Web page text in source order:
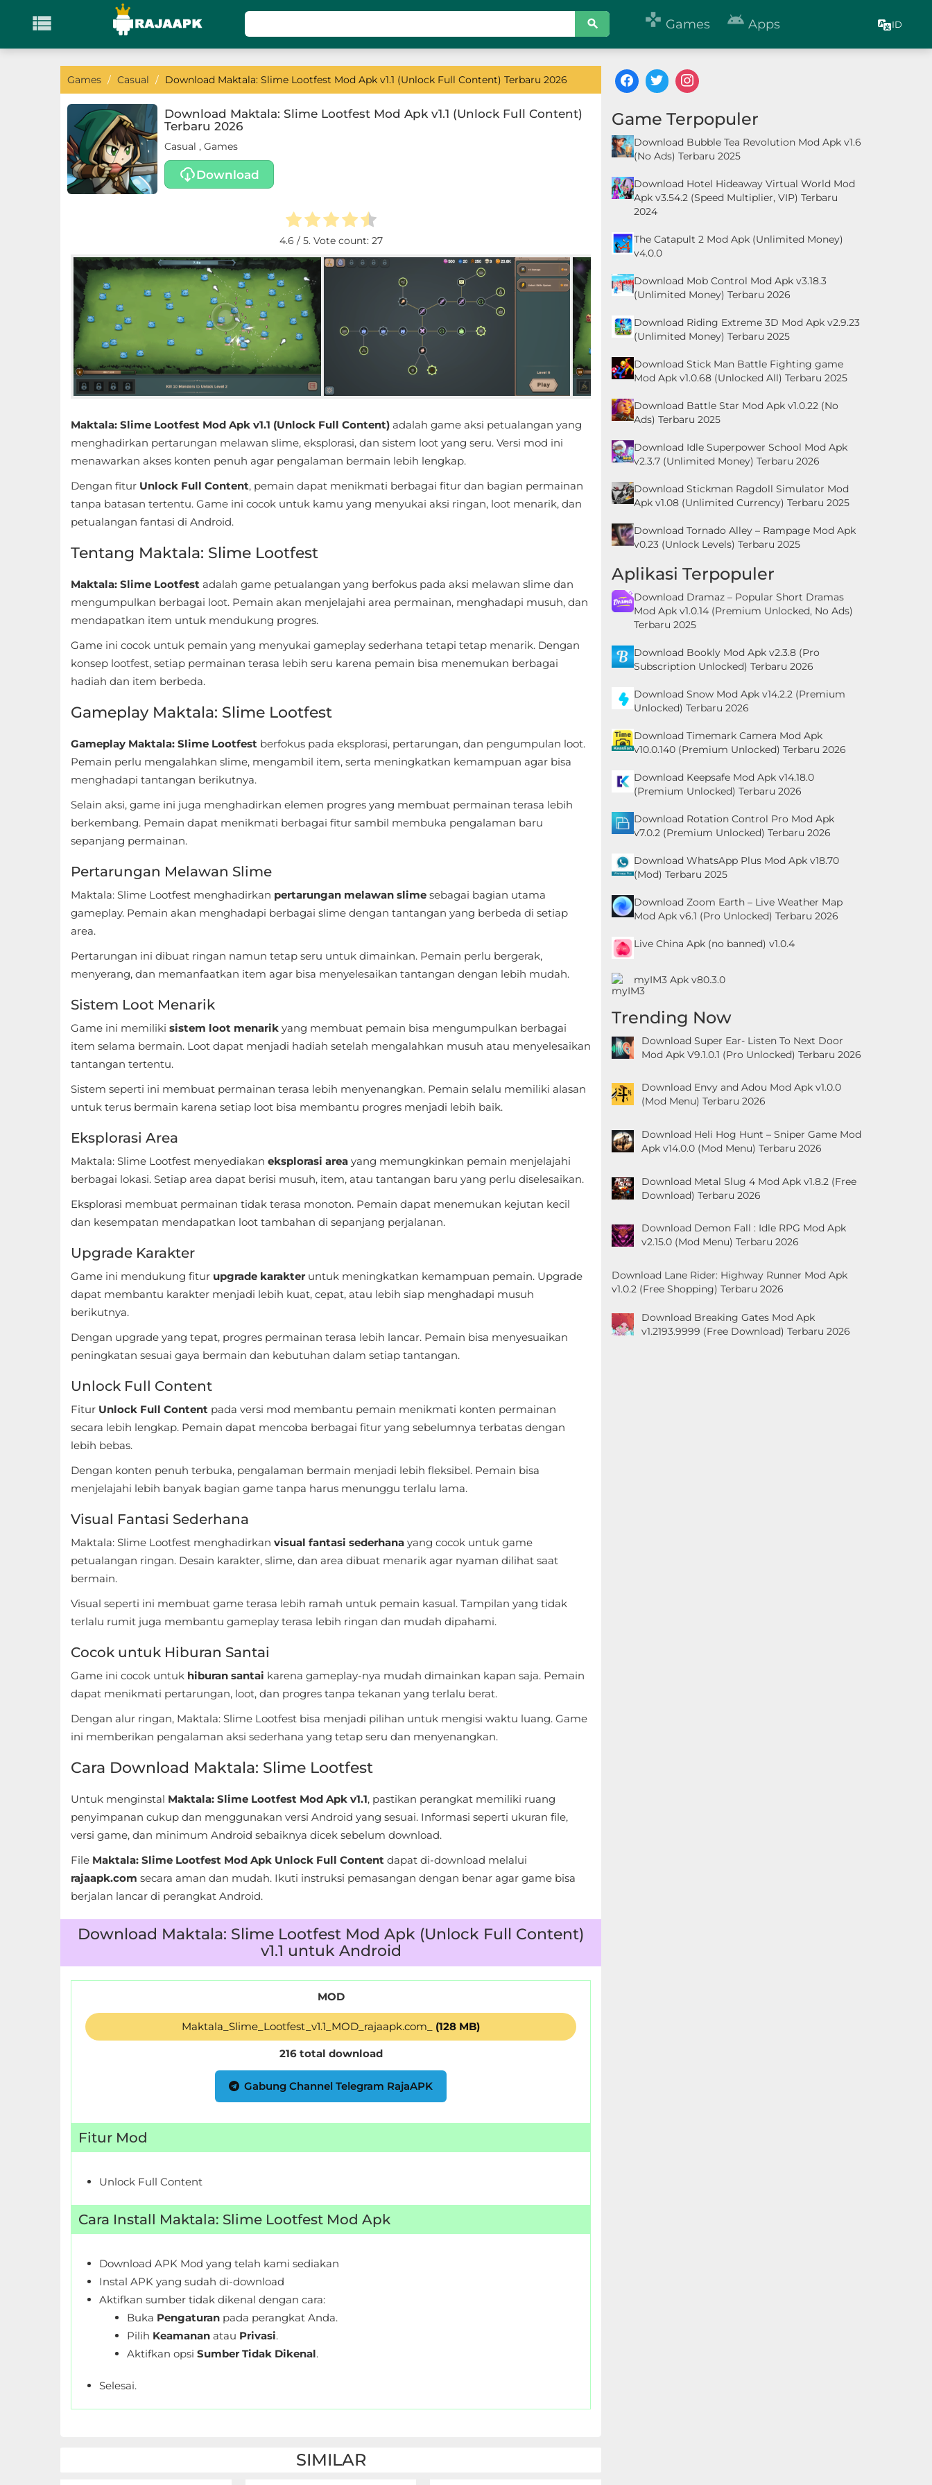
  Games  Apps ID
KATEGORI
Games
Adventure
Educational
Hypercasual
Standalone
Reference
Communication
Entertainment
Magazines
Personalization
Games / Casual / Download Maktala: Slime Lootfest Mod Apk v1.1 (Unlock Full Content) Terbaru 2026
Download Maktala: Slime Lootfest Mod Apk v1.1 (Unlock Full Content)
Terbaru 2026
Casual , Games
Download
4.6 / 5. Vote count: 27
Maktala: Slime Lootfest Mod Apk v1.1 (Unlock Full Content) adalah game aksi petualangan yang
menghadirkan pertarungan melawan slime, eksplorasi, dan sistem loot yang seru. Versi mod ini
menawarkan akses konten penuh agar pengalaman bermain lebih lengkap.
Dengan fitur Unlock Full Content, pemain dapat menikmati berbagai fitur dan bagian permainan
tanpa batasan tertentu. Game ini cocok untuk kamu yang menyukai aksi ringan, loot menarik, dan
petualangan fantasi di Android.
Tentang Maktala: Slime Lootfest
Maktala: Slime Lootfest adalah game petualangan yang berfokus pada aksi melawan slime dan
mengumpulkan berbagai loot. Pemain akan menjelajahi area permainan, menghadapi musuh, dan
mendapatkan item untuk mendukung progres.
Game ini cocok untuk pemain yang menyukai gameplay sederhana tetapi tetap menarik. Dengan
konsep lootfest, setiap permainan terasa lebih seru karena pemain bisa menemukan berbagai
hadiah dan item berbeda.
Gameplay Maktala: Slime Lootfest
Gameplay Maktala: Slime Lootfest berfokus pada eksplorasi, pertarungan, dan pengumpulan loot.
Pemain perlu mengalahkan slime, mengambil item, serta meningkatkan kemampuan agar bisa
menghadapi tantangan berikutnya.
Selain aksi, game ini juga menghadirkan elemen progres yang membuat permainan terasa lebih
berkembang. Pemain dapat menikmati berbagai fitur sambil membuka pengalaman baru
sepanjang permainan.
Pertarungan Melawan Slime
Maktala: Slime Lootfest menghadirkan pertarungan melawan slime sebagai bagian utama
gameplay. Pemain akan menghadapi berbagai slime dengan tantangan yang berbeda di setiap
area.
Pertarungan ini dibuat ringan namun tetap seru untuk dimainkan. Pemain perlu bergerak,
menyerang, dan memanfaatkan item agar bisa menyelesaikan tantangan dengan lebih mudah.
Sistem Loot Menarik
Game ini memiliki sistem loot menarik yang membuat pemain bisa mengumpulkan berbagai
item selama bermain. Loot dapat menjadi hadiah setelah mengalahkan musuh atau menyelesaikan
tantangan tertentu.
Sistem seperti ini membuat permainan terasa lebih menyenangkan. Pemain selalu memiliki alasan
untuk terus bermain karena setiap loot bisa membantu progres menjadi lebih baik.
Eksplorasi Area
Maktala: Slime Lootfest menyediakan eksplorasi area yang memungkinkan pemain menjelajahi
berbagai lokasi. Setiap area dapat berisi musuh, item, atau tantangan baru yang perlu diselesaikan.
Eksplorasi membuat permainan tidak terasa monoton. Pemain dapat menemukan kejutan kecil
dan kesempatan mendapatkan loot tambahan di sepanjang perjalanan.
Upgrade Karakter
Game ini mendukung fitur upgrade karakter untuk meningkatkan kemampuan pemain. Upgrade
dapat membantu karakter menjadi lebih kuat, cepat, atau lebih siap menghadapi musuh
berikutnya.
Dengan upgrade yang tepat, progres permainan terasa lebih lancar. Pemain bisa menyesuaikan
peningkatan sesuai gaya bermain dan kebutuhan dalam setiap tantangan.
Unlock Full Content
Fitur Unlock Full Content pada versi mod membantu pemain menikmati konten permainan
secara lebih lengkap. Pemain dapat mencoba berbagai fitur yang sebelumnya terbatas dengan
lebih bebas.
Dengan konten penuh terbuka, pengalaman bermain menjadi lebih fleksibel. Pemain bisa
menjelajahi lebih banyak bagian game tanpa harus menunggu terlalu lama.
Visual Fantasi Sederhana
Maktala: Slime Lootfest menghadirkan visual fantasi sederhana yang cocok untuk game
petualangan ringan. Desain karakter, slime, dan area dibuat menarik agar nyaman dilihat saat
bermain.
Visual seperti ini membuat game terasa lebih ramah untuk pemain kasual. Tampilan yang tidak
terlalu rumit juga membantu gameplay terasa lebih ringan dan mudah dipahami.
Cocok untuk Hiburan Santai
Game ini cocok untuk hiburan santai karena gameplay-nya mudah dimainkan kapan saja. Pemain
dapat menikmati pertarungan, loot, dan progres tanpa tekanan yang terlalu berat.
Dengan alur ringan, Maktala: Slime Lootfest bisa menjadi pilihan untuk mengisi waktu luang. Game
ini memberikan pengalaman aksi sederhana yang tetap seru dan menyenangkan.
Cara Download Maktala: Slime Lootfest
Untuk menginstal Maktala: Slime Lootfest Mod Apk v1.1, pastikan perangkat memiliki ruang
penyimpanan cukup dan menggunakan versi Android yang sesuai. Informasi seperti ukuran file,
versi game, dan minimum Android sebaiknya dicek sebelum download.
File Maktala: Slime Lootfest Mod Apk Unlock Full Content dapat di-download melalui
rajaapk.com secara aman dan mudah. Ikuti instruksi pemasangan dengan benar agar game bisa
berjalan lancar di perangkat Android.
Download Maktala: Slime Lootfest Mod Apk (Unlock Full Content)
v1.1 untuk Android
MOD
Maktala_Slime_Lootfest_v1.1_MOD_rajaapk.com_ (128 MB)
216 total download
Gabung Channel Telegram RajaAPK
Fitur Mod
Unlock Full Content
Cara Install Maktala: Slime Lootfest Mod Apk
Download APK Mod yang telah kami sediakan
Instal APK yang sudah di-download
Aktifkan sumber tidak dikenal dengan cara:
Buka Pengaturan pada perangkat Anda.
Pilih Keamanan atau Privasi.
Aktifkan opsi Sumber Tidak Dikenal.
Selesai.
SIMILAR
Game Terpopuler
Download Bubble Tea Revolution Mod Apk v1.6
(No Ads) Terbaru 2025
Download Hotel Hideaway Virtual World Mod
Apk v3.54.2 (Speed Multiplier, VIP) Terbaru
2024
The Catapult 2 Mod Apk (Unlimited Money)
v4.0.0
Download Mob Control Mod Apk v3.18.3
(Unlimited Money) Terbaru 2026
Download Riding Extreme 3D Mod Apk v2.9.23
(Unlimited Money) Terbaru 2025
Download Stick Man Battle Fighting game
Mod Apk v1.0.68 (Unlocked All) Terbaru 2025
Download Battle Star Mod Apk v1.0.22 (No
Ads) Terbaru 2025
Download Idle Superpower School Mod Apk
v2.3.7 (Unlimited Money) Terbaru 2026
Download Stickman Ragdoll Simulator Mod
Apk v1.08 (Unlimited Currency) Terbaru 2025
Download Tornado Alley – Rampage Mod Apk
v0.23 (Unlock Levels) Terbaru 2025
Aplikasi Terpopuler
Download Dramaz – Popular Short Dramas
Mod Apk v1.0.14 (Premium Unlocked, No Ads)
Terbaru 2025
Download Bookly Mod Apk v2.3.8 (Pro
Subscription Unlocked) Terbaru 2026
Download Snow Mod Apk v14.2.2 (Premium
Unlocked) Terbaru 2026
Download Timemark Camera Mod Apk
v10.0.140 (Premium Unlocked) Terbaru 2026
Download Keepsafe Mod Apk v14.18.0
(Premium Unlocked) Terbaru 2026
Download Rotation Control Pro Mod Apk
v7.0.2 (Premium Unlocked) Terbaru 2026
Download WhatsApp Plus Mod Apk v18.70
(Mod) Terbaru 2025
Download Zoom Earth – Live Weather Map
Mod Apk v6.1 (Pro Unlocked) Terbaru 2026
Live China Apk (no banned) v1.0.4
myIM3 Apk v80.3.0
Trending Now
Download Super Ear- Listen To Next Door
Mod Apk V9.1.0.1 (Pro Unlocked) Terbaru 2026
Download Envy and Adou Mod Apk v1.0.0
(Mod Menu) Terbaru 2026
Download Heli Hog Hunt – Sniper Game Mod
Apk v14.0.0 (Mod Menu) Terbaru 2026
Download Metal Slug 4 Mod Apk v1.8.2 (Free
Download) Terbaru 2026
Download Demon Fall : Idle RPG Mod Apk
v2.15.0 (Mod Menu) Terbaru 2026
Download Lane Rider: Highway Runner Mod Apk
v1.0.2 (Free Shopping) Terbaru 2026
Download Breaking Gates Mod Apk
v1.2193.9999 (Free Download) Terbaru 2026